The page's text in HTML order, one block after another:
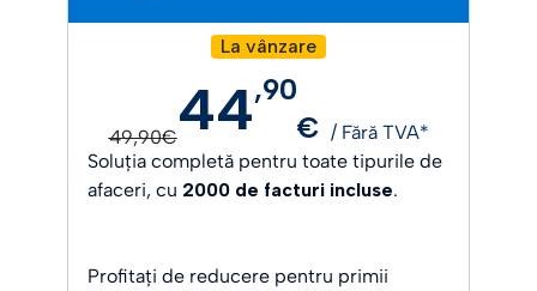
La vânzare
49,90€44,90
€ / Fără TVA*
Soluția completă pentru toate tipurile de
afaceri, cu 2000 de facturi incluse.
Profitați de reducere pentru primii